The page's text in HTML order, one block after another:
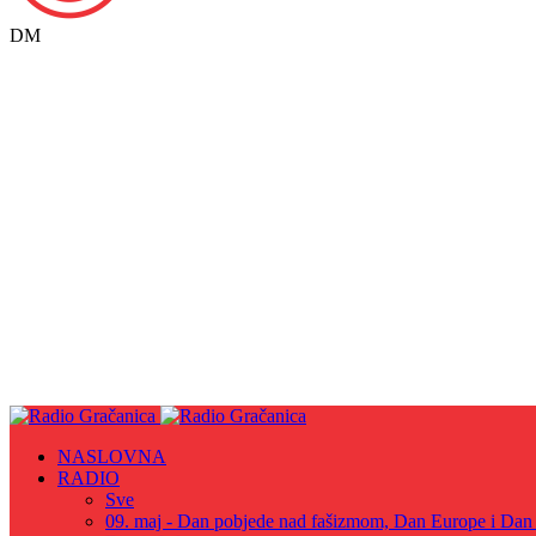
DM
NASLOVNA
RADIO
Sve
09. maj - Dan pobjede nad fašizmom, Dan Europe i